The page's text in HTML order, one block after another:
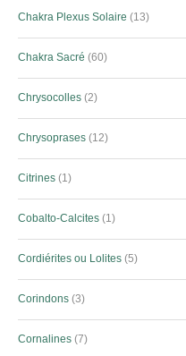
Chakra Plexus Solaire 13
Chakra Sacré 60
Chrysocolles 2
Chrysoprases 12
Citrines 1
Cobalto-Calcites 1
Cordiérites ou Lolites 5
Corindons 3
Cornalines 7